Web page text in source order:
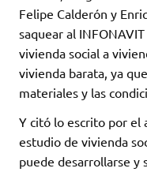
Felipe Calderón y
saquear al
vivienda social a
vivienda barata, ya
materiales y las
Y citó lo escrito por el
estudio de vivienda
puede desarrollarse y